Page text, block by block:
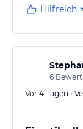
PRECOR
- Kostenfreie Zell
Aufenthalt
- Beheizter
Hilfreich
6
Vor 4 Tagen •